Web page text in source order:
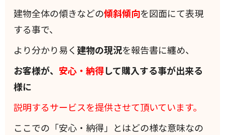
建物全体の傾きなどの傾斜傾向を図面にて表現
する事で、
より分かり易く 建物の現況を報告書に纏め、
お客様が、 安心・納得して購入する事が出来る
様に
説明するサービスを提供させて頂いています。
ここでの「安心・納得」とはどの様な意味なの